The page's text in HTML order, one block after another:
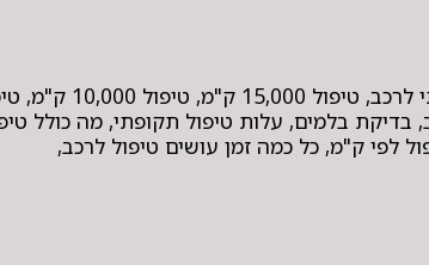
תגיות: טיפול לרכב, טיפול לרכב מחיר, מוסך בחולון, מוסך אמין בחולון, טיפול תקופתי לרכב, טיפול
לרכב, בדיקת בלמים, עלות טיפול תקופתי, מה כולל
לפי ק"מ, כל כמה זמן עושים טיפול לרכב,